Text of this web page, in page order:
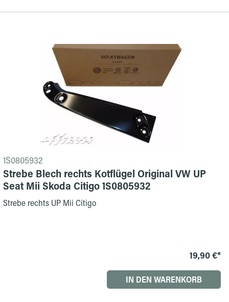
1S0805932
Strebe Blech rechts Kotflügel Original VW UP
Seat Mii Skoda Citigo 1S0805932
Strebe rechts UP Mii Citigo
19,90 €*
IN DEN WARENKORB